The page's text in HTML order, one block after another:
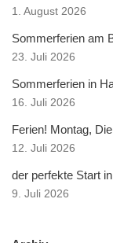
1. August 2026
Sommerferien am
23. Juli 2026
Sommerferien in
16. Juli 2026
Ferien! Montag,
12. Juli 2026
der perfekte Start
9. Juli 2026